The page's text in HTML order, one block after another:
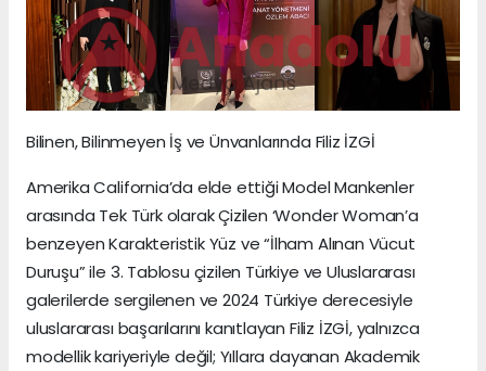
Bilinen, Bilinmeyen İş ve Ünvanlarında Filiz İZGİ
Amerika California’da elde ettiği Model Mankenler
arasında Tek Türk olarak Çizilen ‘Wonder Woman’a
benzeyen Karakteristik Yüz ve “İlham Alınan Vücut
Duruşu” ile 3. Tablosu çizilen Türkiye ve Uluslararası
galerilerde sergilenen ve 2024 Türkiye derecesiyle
uluslararası başarılarını kanıtlayan Filiz İZGİ, yalnızca
modellik kariyeriyle değil; Yıllara dayanan Akademik